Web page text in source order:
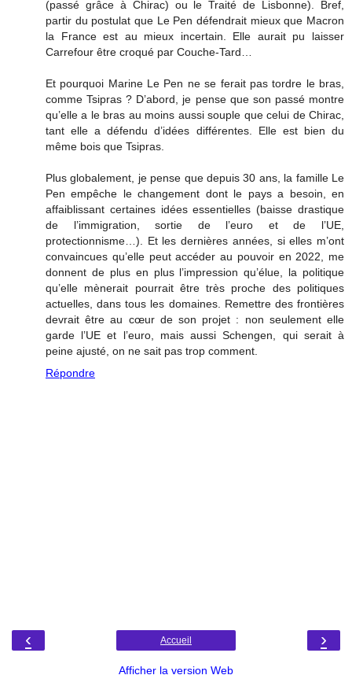
(passé grâce à Chirac) ou le Traité de Lisbonne). Bref,
partir du postulat que Le Pen défendrait mieux que Macron
la France est au mieux incertain. Elle aurait pu laisser
Carrefour être croqué par Couche-Tard…
Et pourquoi Marine Le Pen ne se ferait pas tordre le bras,
comme Tsipras ? D’abord, je pense que son passé montre
qu’elle a le bras au moins aussi souple que celui de Chirac,
tant elle a défendu d’idées différentes. Elle est bien du
même bois que Tsipras.
Plus globalement, je pense que depuis 30 ans, la famille Le
Pen empêche le changement dont le pays a besoin, en
affaiblissant certaines idées essentielles (baisse drastique
de l’immigration, sortie de l’euro et de l’UE,
protectionnisme…). Et les dernières années, si elles m’ont
convaincues qu’elle peut accéder au pouvoir en 2022, me
donnent de plus en plus l’impression qu’élue, la politique
qu’elle mènerait pourrait être très proche des politiques
actuelles, dans tous les domaines. Remettre des frontières
devrait être au cœur de son projet : non seulement elle
garde l’UE et l’euro, mais aussi Schengen, qui serait à
peine ajusté, on ne sait pas trop comment.
Répondre
‹ ›
Accueil
Afficher la version Web